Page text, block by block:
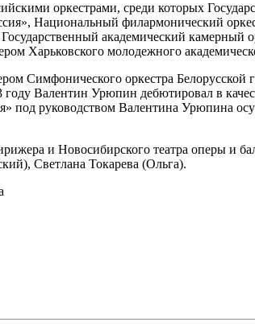
оркестрами, среди которых
Национальный филармонический
академический
Харьковского молодежного
Симфонического оркестра Белорусской
Валентин Урюпин дебютировал в
под руководством Валентина Урюпина
и Новосибирского театра оперы и
Светлана Токарева (Ольга).